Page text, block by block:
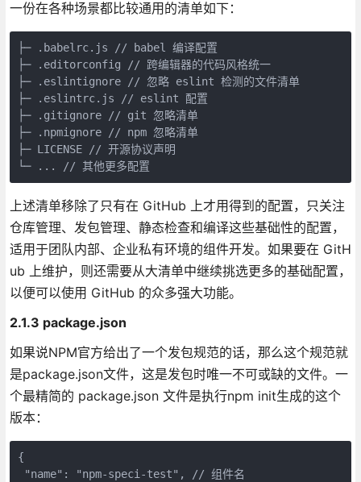
一份在各种场景都比较通用的清单如下：
├─ .babelrc.js // babel 编译配置
├─ .editorconfig // 跨编辑器的代码风格统一
├─ .eslintignore // 忽略 eslint 检测的文件清单
├─ .eslintrc.js // eslint 配置
├─ .gitignore // git 忽略清单
├─ .npmignore // npm 忽略清单
├─ LICENSE // 开源协议声明
└─ ... // 其他更多配置
上述清单移除了只有在 GitHub 上才用得到的配置，只关注
仓库管理、发包管理、静态检查和编译这些基础性的配置，
适用于团队内部、企业私有环境的组件开发。如果要在 GitH
ub 上维护，则还需要从大清单中继续挑选更多的基础配置，
以便可以使用 GitHub 的众多强大功能。
2.1.3 package.json
如果说NPM官方给出了一个发包规范的话，那么这个规范就
是package.json文件，这是发包时唯一不可或缺的文件。一
个最精简的 package.json 文件是执行npm init生成的这个
版本：
{
"name": "npm-speci-test", // 组件名